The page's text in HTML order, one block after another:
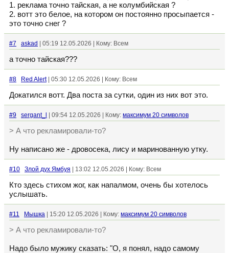
1. реклама точно тайская, а не колумбийская ?
2. вотт это белое, на котором он постоянно просыпается -
это точно снег ?
#7 askad | 05:19 12.05.2026 | Кому: Всем
а точно тайская???
#8 Red Alert| 05:30 12.05.2026 | Кому: Всем
Докатился вотт. Два поста за сутки, один из них вот это.
#9 sergant_l | 09:54 12.05.2026 | Кому: максимум 20 символов
> А что рекламировали-то?
Ну написано же - дровосека, лису и маринованную утку.
#10 Злой дух Ямбуя | 13:02 12.05.2026 | Кому: Всем
Кто здесь стихом жог, как напалмом, очень бы хотелось
услышать.
#11 Мышка | 15:20 12.05.2026 | Кому: максимум 20 символов
> А что рекламировали-то?
Надо было мужику сказать: "О, я понял, надо самому